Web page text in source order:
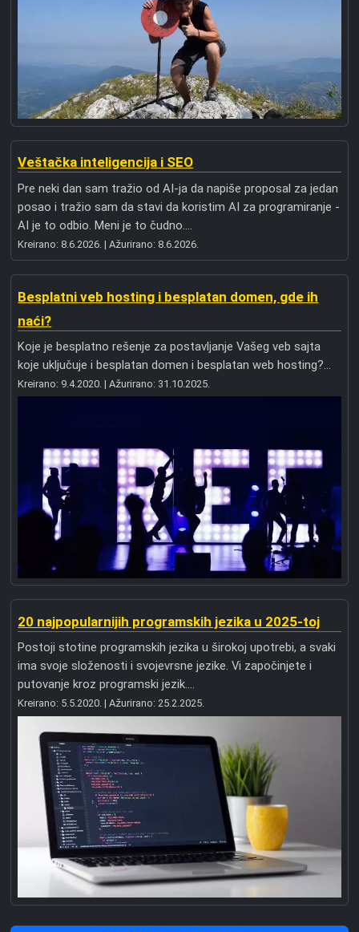
Veštačka inteligencija i SEO
Pre neki dan sam tražio od AI-ja da napiše proposal za jedan
posao i tražio sam da stavi da koristim AI za programiranje -
AI je to odbio. Meni je to čudno....
Kreirano: 8.6.2026. | Ažurirano: 8.6.2026.
Besplatni veb hosting i besplatan domen, gde ih
naći?
Koje je besplatno rešenje za postavljanje Vašeg veb sajta
koje uključuje i besplatan domen i besplatan web hosting?...
Kreirano: 9.4.2020. | Ažurirano: 31.10.2025.
20 najpopularnijih programskih jezika u 2025-toj
Postoji stotine programskih jezika u širokoj upotrebi, a svaki
ima svoje složenosti i svojevrsne jezike. Vi započinjete i
putovanje kroz programski jezik....
Kreirano: 5.5.2020. | Ažurirano:25.2.2025.